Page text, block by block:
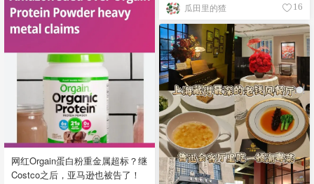
瓜田里的猹 16
网红Orgain蛋白粉重金属超标？继
Costco之后，亚马逊也被告了！